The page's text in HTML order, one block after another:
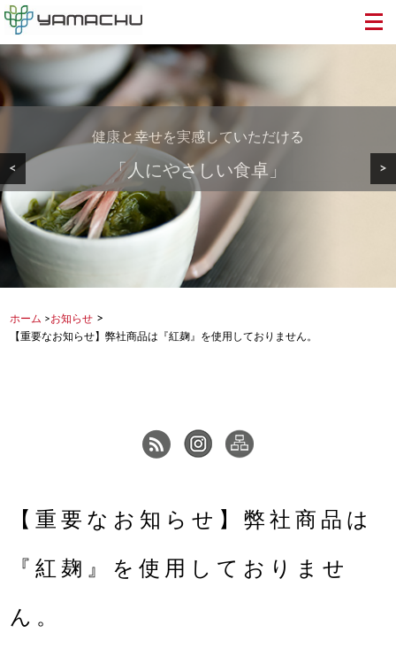
健康と幸せを実感していただける
「人にやさしい食卓」
美しい地球から食卓へ・・・
健康を支える食品を
安心・安全で美味しい
もずく・めかぶを
< >
ホーム >お知らせ >
【重要なお知らせ】弊社商品は『紅麹』を使用しておりません。
【重要なお知らせ】弊社商品は
『紅麹』を使用しておりませ
ん。